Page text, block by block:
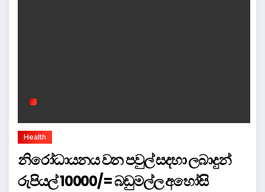
Health
නිරෝධායනය වන පවුල් සදහා ලබාදුන්
රුපියල් 10000/= බඩුමල්ල අහෝසි